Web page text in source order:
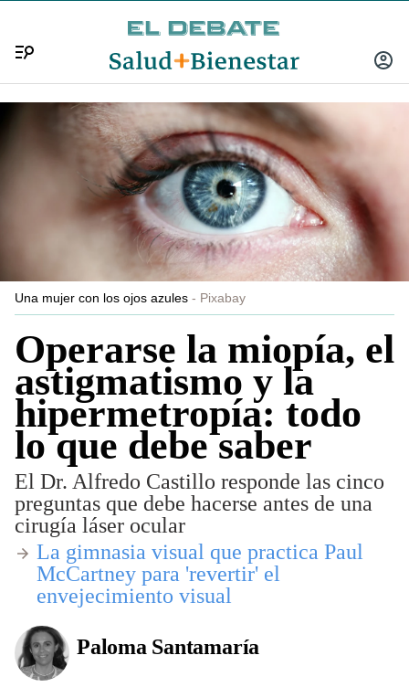
INICIAR
Una mujer con los ojos azules Pixabay
Operarse la miopía, el
astigmatismo y la
hipermetropía: todo
lo que debe saber
El Dr. Alfredo Castillo responde las cinco
preguntas que debe hacerse antes de una
cirugía láser ocular
​​​La gimnasia visual que practica Paul
McCartney para 'revertir' el
envejecimiento visual
Paloma Santamaría